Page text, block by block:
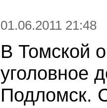
01.06.2011 21:48
В Томской
уголовное
Подломск.